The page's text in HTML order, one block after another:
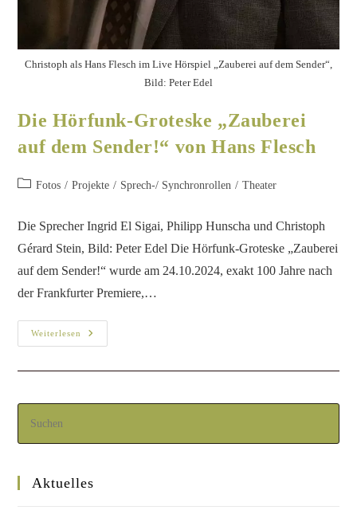
Christoph als Hans Flesch im Live Hörspiel „Zauberei auf dem Sender“,
Bild: Peter Edel
Die Hörfunk-Groteske „Zauberei
auf dem Sender!“ von Hans Flesch
Fotos / Projekte / Sprech-/ Synchronrollen / Theater
Die Sprecher Ingrid El Sigai, Philipp Hunscha und Christoph
Gérard Stein, Bild: Peter Edel Die Hörfunk-Groteske „Zauberei
auf dem Sender!“ wurde am 24.10.2024, exakt 100 Jahre nach
der Frankfurter Premiere,…
Weiterlesen
Aktuelles